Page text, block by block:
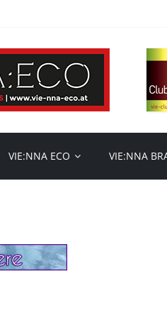
VIE:NNA ECO VIE:NNA